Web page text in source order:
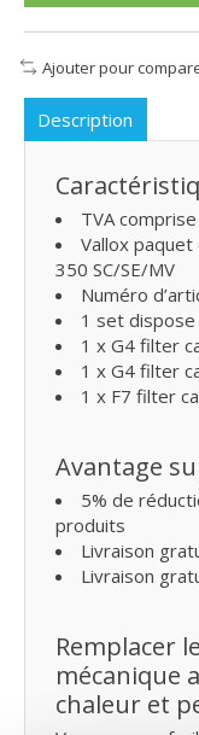
Ajouter pour
Description
TVA comprise
Vallox
350 SC/SE/MV
Numéro
1 set
1 x G4 filter
1 x G4 filter
1 x F7 filter
Avantage
5% de
produits
Livraison
Livraison
Remplacer
mécanique
chaleur et